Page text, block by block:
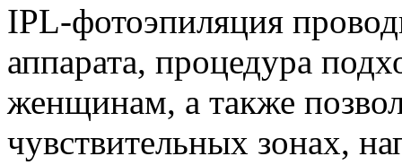
IPL-фотоэпиляция
аппарата, процедура
женщинам, а также
чувствительных зонах,